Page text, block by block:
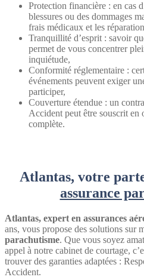
Protection financière : en cas
blessures ou des dommages
frais médicaux et les
Tranquillité d’esprit : savoir
permet de vous concentrer
inquiétude,
Conformité réglementaire :
événements peuvent exiger
participer,
Couverture étendue : un
Accident peut être souscrit
complète.
Atlantas, votre
assurance
Atlantas, expert en assurances
ans, vous propose des solutions sur
parachutisme. Que vous soyez
appel à notre cabinet de courtage,
trouver des garanties adaptées :
Accident.